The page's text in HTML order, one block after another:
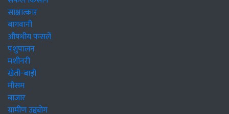
साक्षात्कार
बागवानी
औषधीय फसलें
पशुपालन
मशीनरी
खेती-बाड़ी
मौसम
बाजार
ग्रामीण उद्द्योग